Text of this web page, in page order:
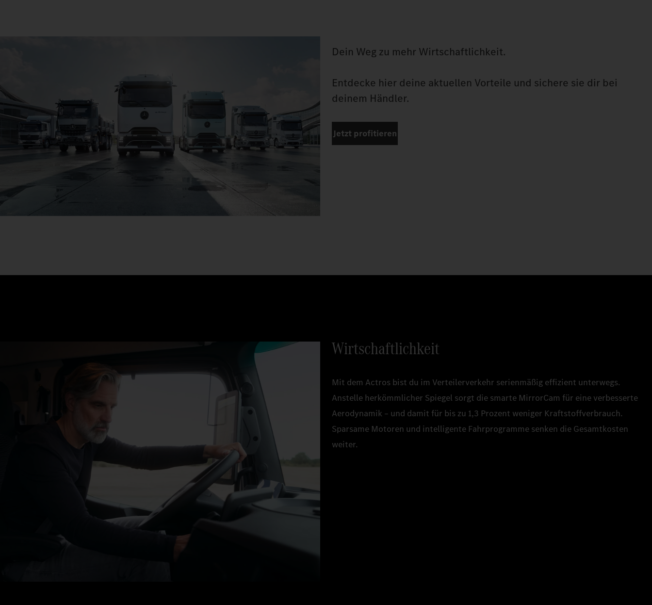
Dein Weg zu mehr Wirtschaftlichkeit.
Entdecke hier deine aktuellen Vorteile und sichere sie dir bei
deinem Händler.
Jetzt profitieren
Wirtschaftlichkeit
Mit dem Actros bist du im Verteilerverkehr serienmäßig effizient unterwegs.
Anstelle herkömmlicher Spiegel sorgt die smarte MirrorCam für eine verbesserte
Aerodynamik – und damit für bis zu 1,3 Prozent weniger Kraftstoffverbrauch.
Sparsame Motoren und intelligente Fahrprogramme senken die Gesamtkosten
weiter.